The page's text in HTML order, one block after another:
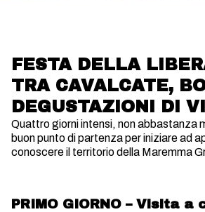
FESTA DELLA
TRA CAVALCATE,
DEGUSTAZIONI DI
Quattro giorni intensi, non abbastanza
buon punto di partenza per iniziare ad
conoscere il territorio della Maremma
PRIMO GIORNO – Visita a